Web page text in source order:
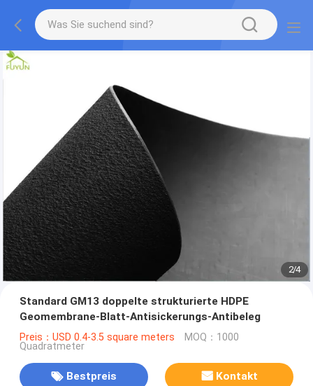
2/4
Standard GM13 doppelte strukturierte HDPE
Geomembrane-Blatt-Antisickerungs-Antibeleg
Preis：USD 0.4-3.5 square meters MOQ：1000
Quadratmeter
Bestpreis Kontakt